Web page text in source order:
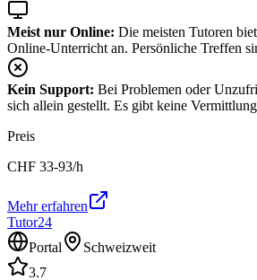
Meist nur Online: Die meisten Tutoren
Online-Unterricht an. Persönliche Treffen
Kein Support: Bei Problemen oder
sich allein gestellt. Es gibt keine
Preis
CHF 33-93/h
Mehr erfahren
Tutor24
Portal
Schweizweit
3.7